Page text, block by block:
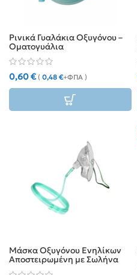
Ρινικά Γυαλάκια Οξυγόνου –
Οματογυάλια
0,60€ ( 0,48 €+ΦΠΑ )
Μάσκα Οξυγόνου Ενηλίκων
Αποστειρωμένη με Σωλήνα
2m